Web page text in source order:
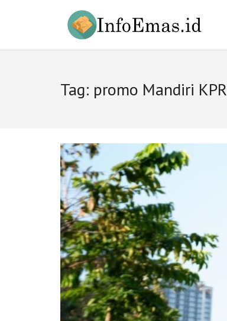
Tag: promo Mandiri KPR